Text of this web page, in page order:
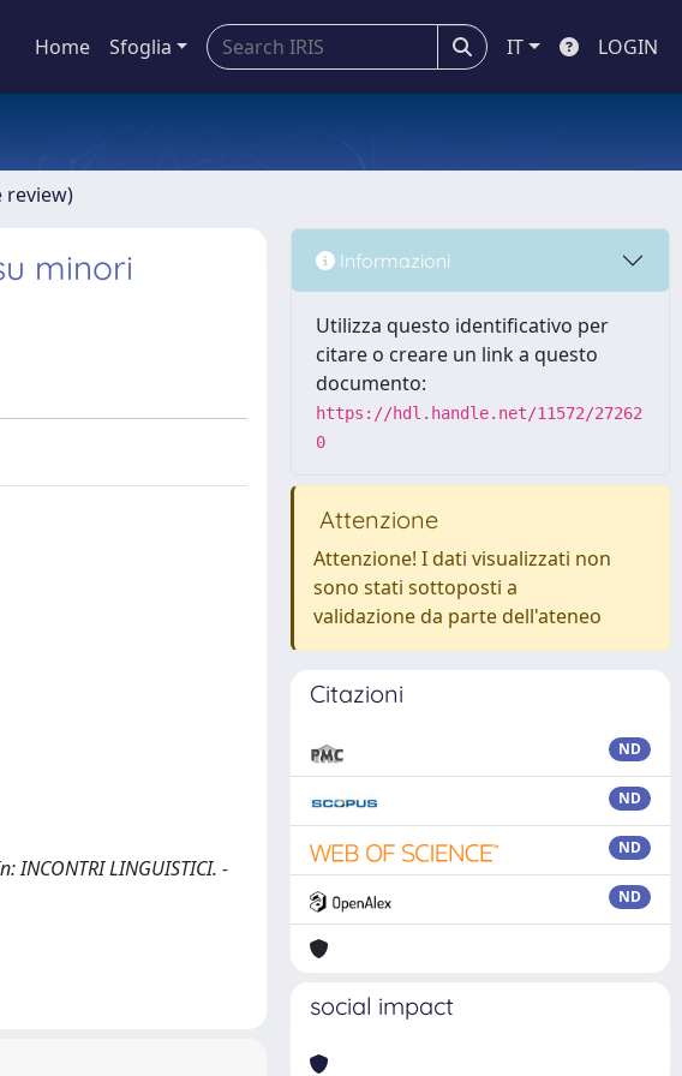
Home Sfoglia IT LOGIN
review)
minori
LINGUISTICI. -
Informazioni
Utilizza questo identificativo per
citare o creare un link a questo
documento:
https://hdl.handle.net/11572/27262
0
Attenzione
Attenzione! I dati visualizzati non
sono stati sottoposti a
validazione da parte dell'ateneo
Citazioni
ND
ND
ND
ND
social impact